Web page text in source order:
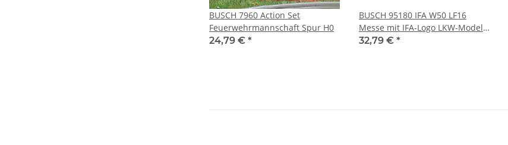
BUSCH 7960 Action Set
Feuerwehrmannschaft Spur H0
24,79 € *
BUSCH 95180 IFA W50 LF16
Messe mit IFA-Logo LKW-Modell
1:87
32,79 € *